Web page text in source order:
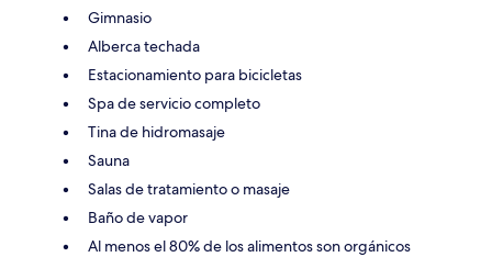
Gimnasio
Alberca techada
Estacionamiento para bicicletas
Spa de servicio completo
Tina de hidromasaje
Sauna
Salas de tratamiento o masaje
Baño de vapor
Al menos el 80% de los alimentos son orgánicos